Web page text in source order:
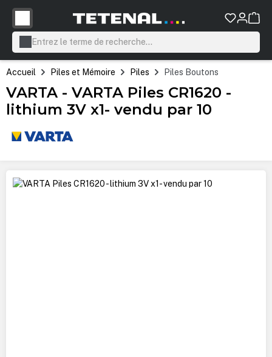
principal
Accueil Piles et Mémoire Piles Piles Boutons
VARTA - VARTA Piles CR1620 -
lithium 3V x1- vendu par 10
Ignorer la galerie d'images